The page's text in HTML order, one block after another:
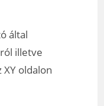
által
illetve
oldalon